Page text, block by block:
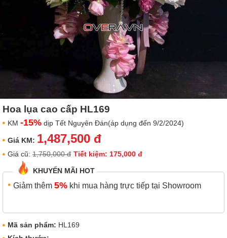
Hoa lụa cao cấp HL169
KM -15% dịp Tết Nguyên Đán(áp dụng đến 9/2/2024)
Giá KM: 1,487,500 đ
Giá cũ: 1,750,000 đ Tiết kiệm: 175,000 đ
KHUYẾN MÃI HOT
Giảm thêm 5% khi mua hàng trực tiếp tại Showroom
Mã sản phẩm: HL169